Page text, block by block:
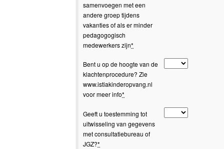
samenvoegen met een
andere groep tijdens
vakanties of als er minder
pedagogogisch
medewerkers zijn*
Bent u op de hoogte van de
klachtenprocedure? Zie
www.istiakinderopvang.nl
voor meer info*
Geeft u toestemming tot
uitwisseling van gegevens
met consultatiebureau of
JGZ?*